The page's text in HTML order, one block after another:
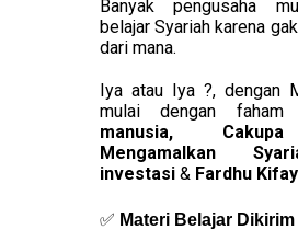
Banyak pengusaha
belajar Syariah karena
dari mana.
Iya atau Iya ?, dengan
mulai dengan faham
manusia,
Mengamalkan
investasi & Fardhu
✅ Materi Belajar Dikirim